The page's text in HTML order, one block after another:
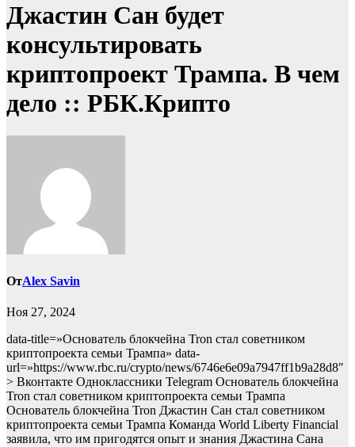
Джастин Сан будет
консультировать
криптопроект Трампа. В чем
дело :: РБК.Крипто
ОтAlex Savin
Ноя 27, 2024
data-title=»Основатель блокчейна Tron стал советником
криптопроекта семьи Трампа» data-
url=»https://www.rbc.ru/crypto/news/6746e6e09a7947ff1b9a28d8″
> Вконтакте Одноклассники Telegram Основатель блокчейна
Tron стал советником криптопроекта семьи Трампа
Основатель блокчейна Tron Джастин Сан стал советником
криптопроекта семьи Трампа Команда World Liberty Financial
заявила, что им пригодятся опыт и знания Джастина Сана